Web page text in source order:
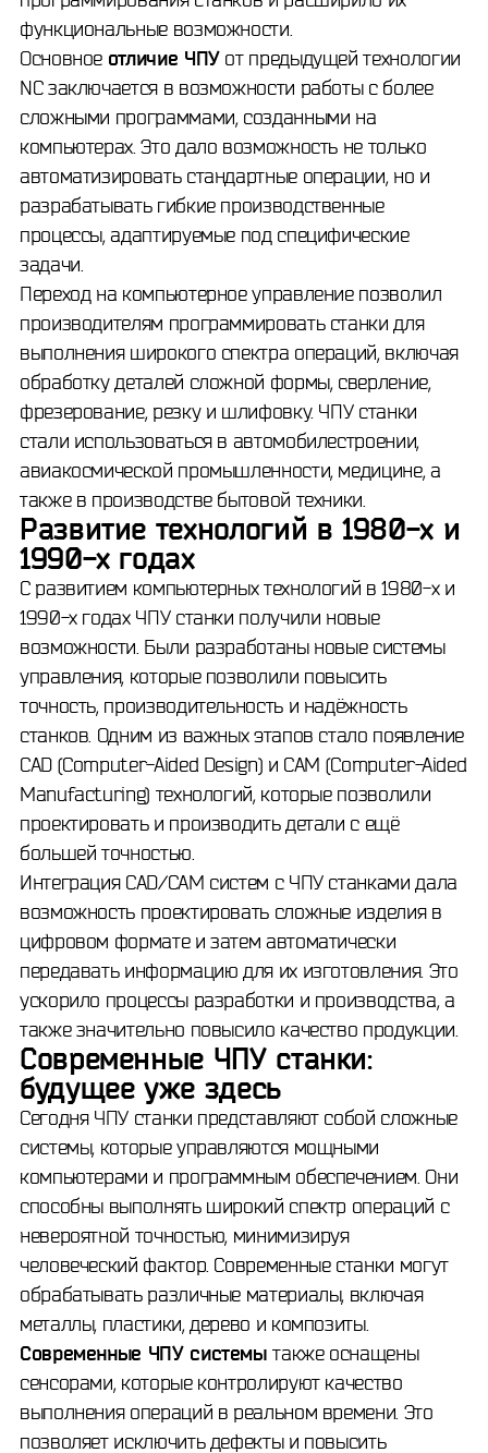
функциональные возможности.
Основное отличие ЧПУот предыдущей технологии
NC заключается в возможности работы с более
сложными программами, созданными на
компьютерах. Это дало возможность не только
автоматизировать стандартные операции, но и
разрабатывать гибкие производственные
процессы, адаптируемые под специфические
задачи.
Переход на компьютерное управление позволил
производителям программировать станки для
выполнения широкого спектра операций, включая
обработку деталей сложной формы, сверление,
фрезерование, резку и шлифовку. ЧПУ станки
стали использоваться в автомобилестроении,
авиакосмической промышленности, медицине, а
также в производстве бытовой техники.
Развитие технологий в 1980-х и
1990-х годах
С развитием компьютерных технологий в 1980-х и
1990-х годах ЧПУ станки получили новые
возможности. Были разработаны новые системы
управления, которые позволили повысить
точность, производительность и надёжность
станков. Одним из важных этапов стало появление
CAD (Computer-Aided Design) и CAM (Computer-Aided
Manufacturing) технологий, которые позволили
проектировать и производить детали с ещё
большей точностью.
Интеграция CAD/CAM систем с ЧПУ станками дала
возможность проектировать сложные изделия в
цифровом формате и затем автоматически
передавать информацию для их изготовления. Это
ускорило процессы разработки и производства, а
также значительно повысило качество продукции.
Современные ЧПУ станки:
будущее уже здесь
Сегодня ЧПУ станки представляют собой сложные
системы, которые управляются мощными
компьютерами и программным обеспечением. Они
способны выполнять широкий спектр операций с
невероятной точностью, минимизируя
человеческий фактор. Современные станки могут
обрабатывать различные материалы, включая
металлы, пластики, дерево и композиты.
Современные ЧПУ системытакже оснащены
сенсорами, которые контролируют качество
выполнения операций в реальном времени. Это
позволяет исключить дефекты и повысить